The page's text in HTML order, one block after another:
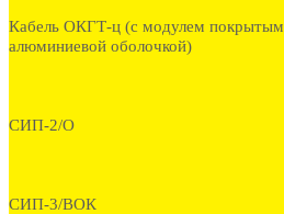
Кабель ОКГТ-ц (с модулем покрытым
алюминиевой оболочкой)
СИП-2/О
СИП-3/ВОК